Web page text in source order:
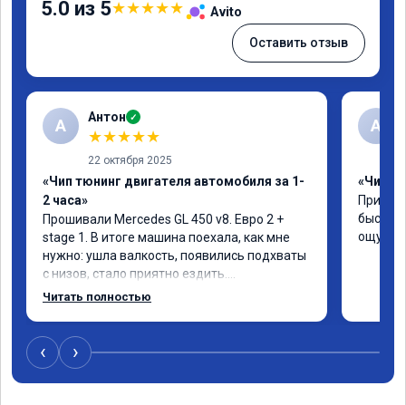
5.0 из 5★★★★★ Avito
Оставить отзыв
А Антон ✓
★★★★★
22 октября 2025
«Чип тюнинг двигателя автомобиля за 1-
2 часа»
Прошивали Mercedes GL 450 v8. Евро 2 +
stage 1. В итоге машина поехала, как мне
нужно: ушла валкость, появились подхваты
с низов, стало приятно ездить.
Одни из лучших трат, в авто! 🔥
Читать полностью
A
«Чип
‹ ›